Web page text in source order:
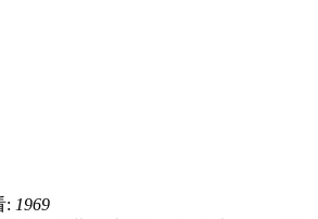
: 1969